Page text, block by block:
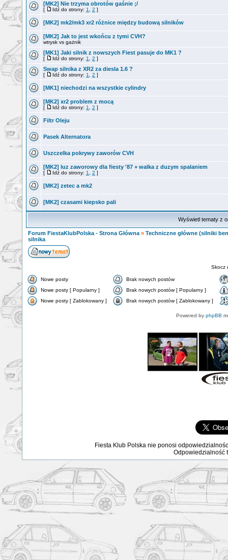
[MK2] Nie trzyma obrotów gaśnie ;/
[ Idź do strony: 1 2 ]
[MK2] mk2/mk3 xr2 różnice między budową silników
[MK2] Jak to jest wkońcu z tymi CVH?
wtrysk vs gażnik
[MK1] Jaki silnik z nowszych Fiest pasuje do MK1 ?
[ Idź do strony: 1 2 ]
Swap silnika z XR2 za diesla 1.6 ?
[ Idź do strony: 1 2 ]
[MK1] niechodzi na wszystkie cylindry
[MK2] xr2 problem z mocą
[ Idź do strony: 1 2 ]
Filtr Oleju
Pasek Alternatora
Uszczelka pokrywy zaworów CVH
[MK2] luz zaworowy dla fiesty '87 + walka z duzym spalaniem
[ Idź do strony: 1 2 ]
[MK2] zetec a mk2
[MK2] czasami kiepsko pali
Wyświetl tematy z
Forum FiestaKlubPolska - Strona Główna » Techniczne główne (silniki
silnika
Skocz
Nowe posty
Brak nowych postów
Nowe posty [ Popularny ]
Brak nowych postów [ Popularny ]
Nowe posty [ Zablokowany ]
Brak nowych postów [ Zablokowany ]
Powered by phpBB
Fiesta Klub Polska nie ponosi
Odpowiedzialność